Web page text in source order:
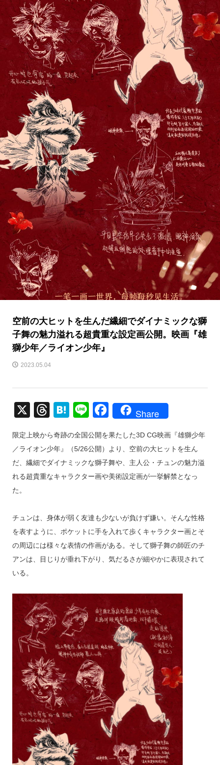
空前の大ヒットを生んだ繊細でダイナミックな獅
子舞の魅力溢れる超貴重な設定画公開。映画『雄
獅少年／ライオン少年』
2023.05.04
X
T
e
a
d
H
e
n
a
Li
e
F
c
e
b
k
Share
限定上映から奇跡の全国公開を果たした3D CG映画『雄獅少年
／ライオン少年』（5/26公開）より、空前の大ヒットを生ん
だ、繊細でダイナミックな獅子舞や、主人公・チュンの魅力溢
れる超貴重なキャラクター画や美術設定画が一挙解禁となっ
た。
チュンは、身体が弱く友達も少ないが負けず嫌い。そんな性格
を表すように、ポケットに手を入れて歩くキャラクター画とそ
の周辺には様々な表情の作画がある。そして獅子舞の師匠のチ
アンは、目じりが垂れ下がり、気だるさが細やかに表現されて
いる。